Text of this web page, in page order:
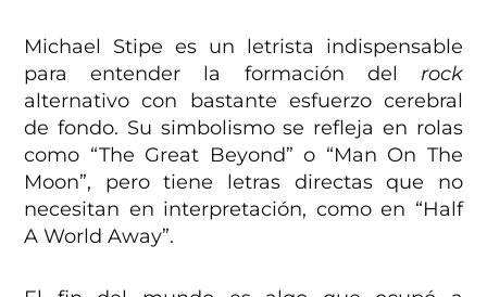
Michael Stipe es un letrista indispensable
para entender la formación del rock
alternativo con bastante esfuerzo cerebral
de fondo. Su simbolismo se refleja en rolas
como “The Great Beyond” o “Man On The
Moon”, pero tiene letras directas que no
necesitan en interpretación, como en “Half
A World Away”.